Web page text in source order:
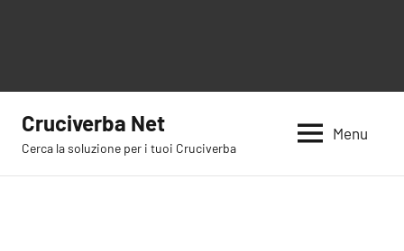
contenuto
Cruciverba Net
Cerca la soluzione per i tuoi Cruciverba
Menu